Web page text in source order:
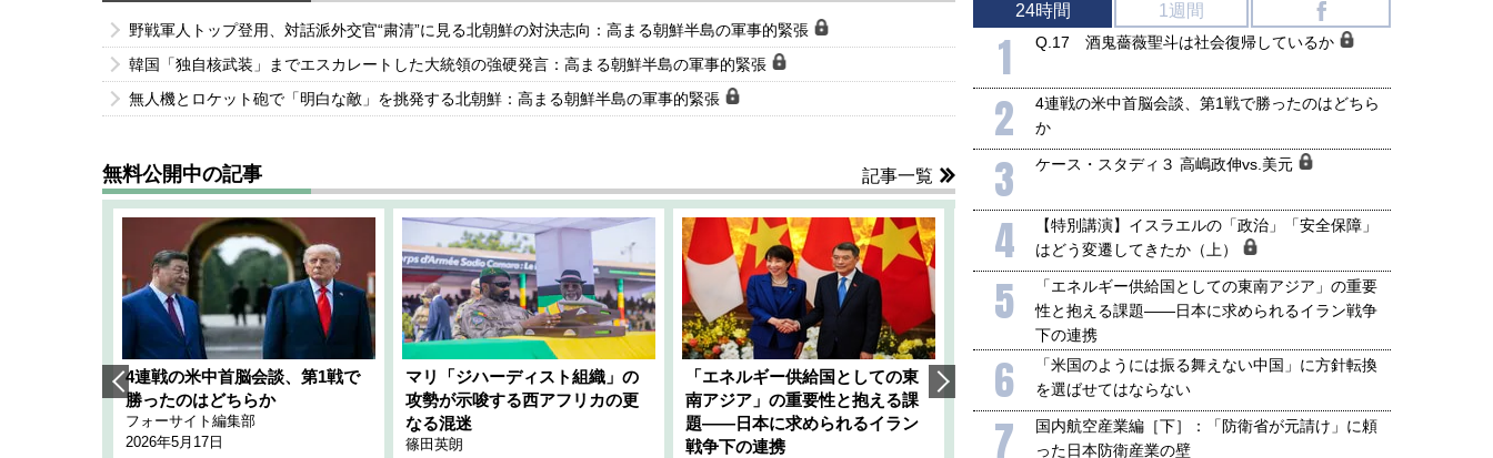
野戦軍人トップ登用、対話派外交官“粛清”に見る北朝鮮の対決志向：高まる朝鮮半島の軍事的緊張
韓国「独自核武装」までエスカレートした大統領の強硬発言：高まる朝鮮半島の軍事的緊張
無人機とロケット砲で「明白な敵」を挑発する北朝鮮：高まる朝鮮半島の軍事的緊張
無料公開中の記事 記事一覧
4連戦の米中首脳会談、第1戦で
勝ったのはどちらか
フォーサイト編集部
2026年5月17日
マリ「ジハーディスト組織」の
攻勢が示唆する西アフリカの更
なる混迷
篠田英朗
「エネルギー供給国としての東
南アジア」の重要性と抱える課
題――日本に求められるイラン
戦争下の連携
韓国にも理解してほしい「極東
1905年体制」における日米韓安
全保障協力の意味
千々和泰明
ホルムズ海峡危機で加速したエ
行き着くリスク
24時間 1週間
1 Q.17 酒鬼薔薇聖斗は社会復帰しているか
2
4連戦の米中首脳会談、第1戦で勝ったのはどちら
か
3 ケース・スタディ３ 高嶋政伸vs.美元
4
【特別講演】イスラエルの「政治」「安全保障」
はどう変遷してきたか（上）
5
「エネルギー供給国としての東南アジア」の重要
性と抱える課題――日本に求められるイラン戦争
下の連携
6
「米国のようには振る舞えない中国」に方針転換
を選ばせてはならない
7
国内航空産業編［下］：「防衛省が元請け」に頼
った日本防衛産業の壁